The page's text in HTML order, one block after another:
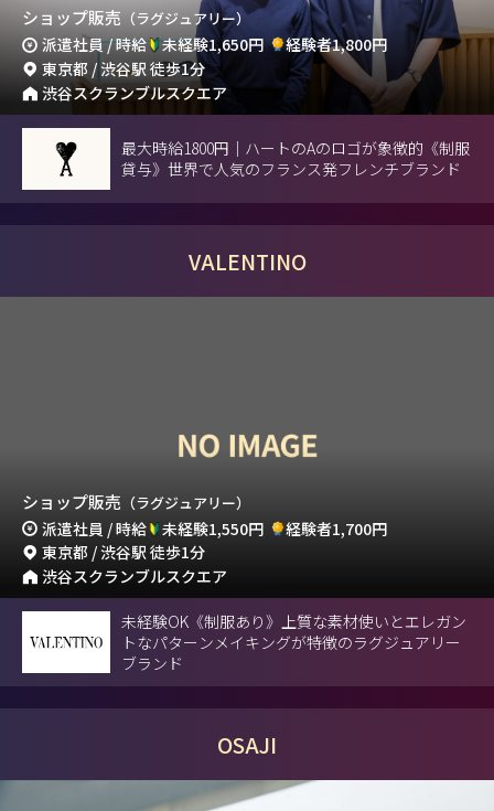
ショップ販売 （ラグジュアリー）
派遣社員 / 時給 未経験1,650円
経験者1,800円
東京都 / 渋谷駅 徒歩1分
渋谷スクランブルスクエア
最大時給1800円｜ハートのAのロゴが象徴的《制服
貸与》世界で人気のフランス発フレンチブランド
VALENTINO
ショップ販売 （ラグジュアリー）
派遣社員 / 時給 未経験1,550円
経験者1,700円
東京都 / 渋谷駅 徒歩1分
渋谷スクランブルスクエア
未経験OK《制服あり》上質な素材使いとエレガン
トなパターンメイキングが特徴のラグジュアリー
ブランド
OSAJI